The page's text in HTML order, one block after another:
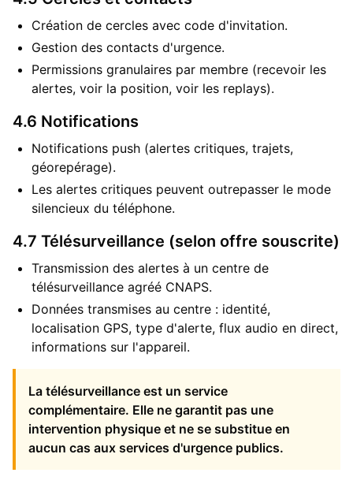
Création de cercles avec code d'invitation.
Gestion des contacts d'urgence.
Permissions granulaires par membre (recevoir les
alertes, voir la position, voir les replays).
4.6 Notifications
Notifications push (alertes critiques, trajets,
géorepérage).
Les alertes critiques peuvent outrepasser le mode
silencieux du téléphone.
4.7 Télésurveillance (selon offre souscrite)
Transmission des alertes à un centre de
télésurveillance agréé CNAPS.
Données transmises au centre : identité,
localisation GPS, type d'alerte, flux audio en direct,
informations sur l'appareil.
La télésurveillance est un service
complémentaire. Elle ne garantit pas une
intervention physique et ne se substitue en
aucun cas aux services d'urgence publics.